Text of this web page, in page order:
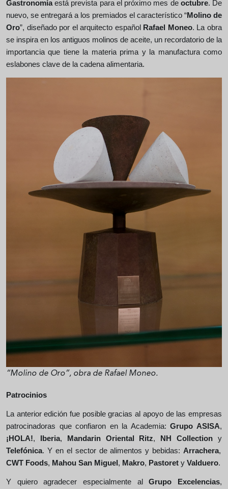
Gastronomíaestá prevista para el próximo mes de octubre. De
nuevo, se entregará a los premiados el característico “Molino de
Oro”, diseñado por el arquitecto español Rafael Moneo. La obra
se inspira en los antiguos molinos de aceite, un recordatorio de la
importancia que tiene la materia prima y la manufactura como
eslabones clave de la cadena alimentaria.
“Molino de Oro”, obra de Rafael Moneo.
Patrocinios
La anterior edición fue posible gracias al apoyo de las empresas
patrocinadoras que confiaron en la Academia:Grupo ASISA,
¡HOLA!, Iberia, Mandarin Oriental Ritz, NH Collectiony
Telefónica. Y en el sector de alimentos y bebidas: Arrachera,
CWT Foods, Mahou San Miguel , Makro, Pastoret y Valduero.
Y quiero agradecer especialmente alGrupo Excelencias,